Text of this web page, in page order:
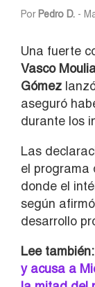
Por Pedro D. -
Una fuerte
Vasco
Gómez
aseguró
durante los
Las
el programa
donde el
según
desarrollo
Lee también:
y acusa a